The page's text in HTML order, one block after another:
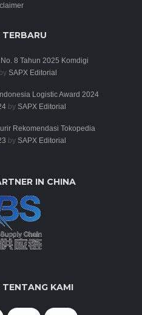
8 Tahun 2025 Komdigi
by SAPX Editorial
Logistic Award 2024
by SAPX Editorial
Rekomendasi Tokopedia
by SAPX Editorial
IN CHINA
KAMI